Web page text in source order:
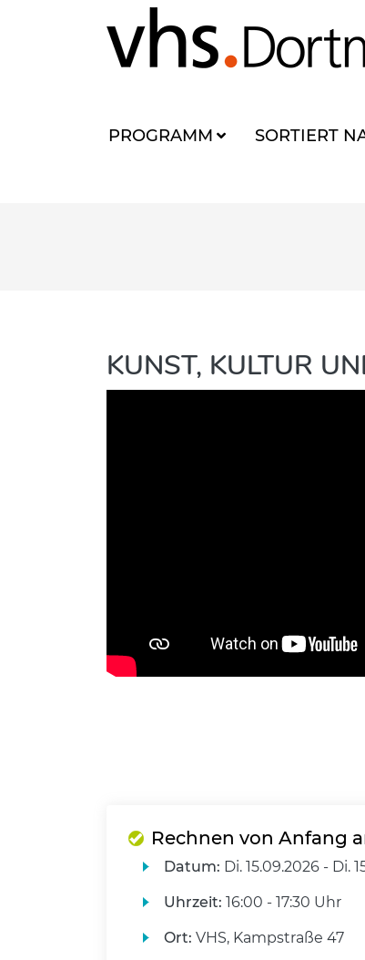
PROGRAMM SORTIERT
KUNST, KULTUR
Rechnen von Anfang
Datum: Di. 15.09.2026 - Di.
Uhrzeit: 16:00 - 17:30 Uhr
Ort: VHS, Kampstraße 47